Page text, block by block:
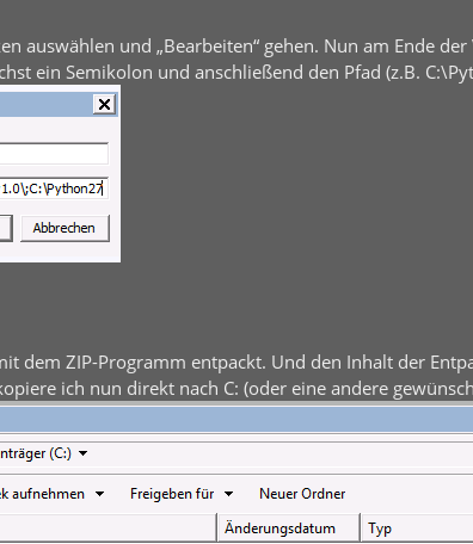
auswählen und „Bearbeiten“ gehen. Nun am Ende
ein Semikolon und anschließend den Pfad (z.B.
dem ZIP-Programm entpackt. Und den Inhalt der
ich nun direkt nach C: (oder eine andere